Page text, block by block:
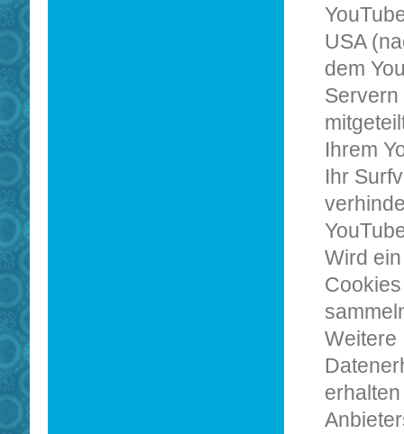
USA
dem
Servern
Ihrem
Ihr
Wird
Weitere